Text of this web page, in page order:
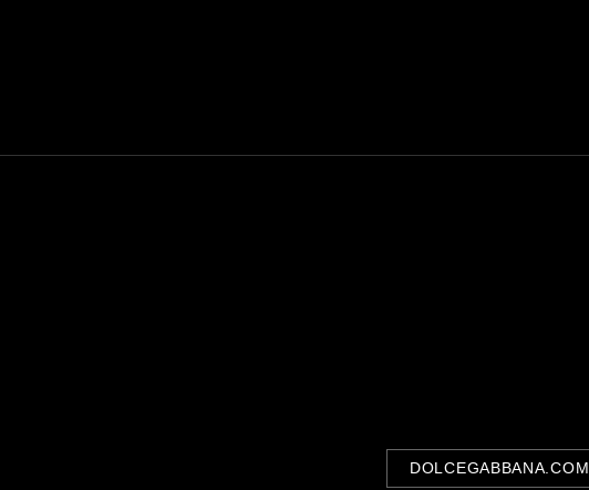
DOLCEGABBANA.COM